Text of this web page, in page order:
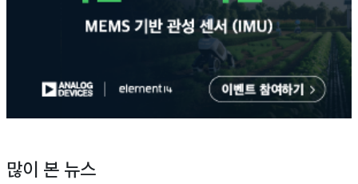
많이 본 뉴스